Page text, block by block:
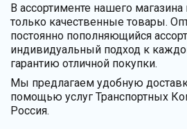
В ассортименте нашего
только качественные товары.
постоянно пополняющийся
индивидуальный подход к
гарантию отличной покупки.
Мы предлагаем удобную
помощью услуг Транспортных
Россия.